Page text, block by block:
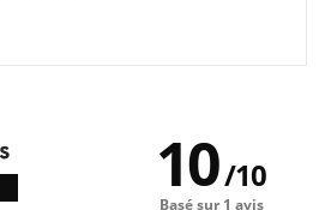
10/10
Basé sur 1 avis